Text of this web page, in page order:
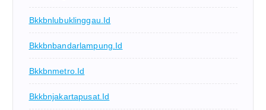
Bkkbnlubuklinggau.id
Bkkbnbandarlampung.id
Bkkbnmetro.id
Bkkbnjakartapusat.id